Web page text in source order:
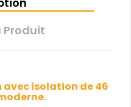
Produit
avec isolation de 46